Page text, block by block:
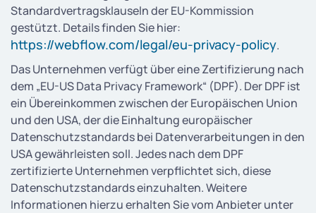
Standardvertragsklauseln der EU-Kommission
gestützt. Details finden Sie hier:
https://webflow.com/legal/eu-privacy-policy.
Das Unternehmen verfügt über eine Zertifizierung nach
dem „EU-US Data Privacy Framework“ (DPF). Der DPF ist
ein Übereinkommen zwischen der Europäischen Union
und den USA, der die Einhaltung europäischer
Datenschutzstandards bei Datenverarbeitungen in den
USA gewährleisten soll. Jedes nach dem DPF
zertifizierte Unternehmen verpflichtet sich, diese
Datenschutzstandards einzuhalten. Weitere
Informationen hierzu erhalten Sie vom Anbieter unter